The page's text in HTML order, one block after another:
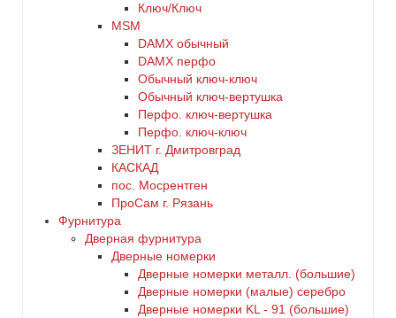
Ключ/Ключ
MSM
DАMX обычный
DАMX перфо
Oбычный ключ-ключ
Обычный ключ-вертушка
Перфо. ключ-вертушка
Перфо. ключ-ключ
ЗЕНИТ г. Дмитровград
КАСКАД
пос. Мосрентген
ПроСам г. Рязань
Фурнитура
Дверная фурнитура
Дверные номерки
Дверные номерки металл. (большие)
Дверные номерки (малые) серебро
Дверные номерки KL - 91 (большие)